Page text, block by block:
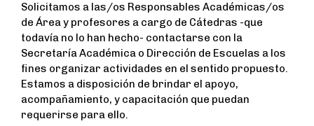
Solicitamos a las/os Responsables Académicas/os
de Área y profesores a cargo de Cátedras -que
todavía no lo han hecho- contactarse con la
Secretaría Académica o Dirección de Escuelas a los
fines organizar actividades en el sentido propuesto.
Estamos a disposición de brindar el apoyo,
acompañamiento, y capacitación que puedan
requerirse para ello.